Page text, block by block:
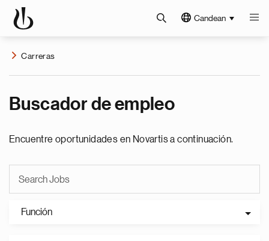
Candean
Carreras
Buscador de empleo
Encuentre oportunidades en Novartis a continuación.
Función